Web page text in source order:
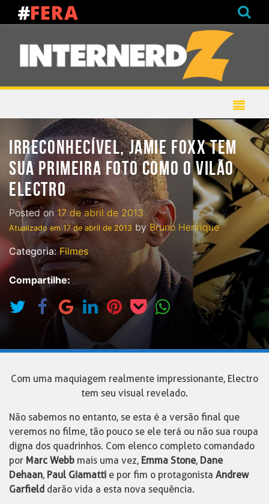
IRRECONHECÍVEL, JAMIE FOXX TEM
SUA PRIMEIRA FOTO COMO O VILÃO
ELECTRO
Posted on 17 de abril de 2013
Atualizado em 17 de abril de 2013byBruno Henrique
Categoria: Filmes
Compartilhe:
Com uma maquiagem realmente impressionante, Electro
tem seu visual revelado.
Não sabemos no entanto, se esta é a versão final que
veremos no filme, tão pouco se ele terá ou não sua roupa
digna dos quadrinhos. Com elenco completo comandado
por Marc Webb mais uma vez, Emma Stone, Dane
Dehaan, Paul Giamatti e por fim o protagonista Andrew
Garfield darão vida a esta nova sequência.